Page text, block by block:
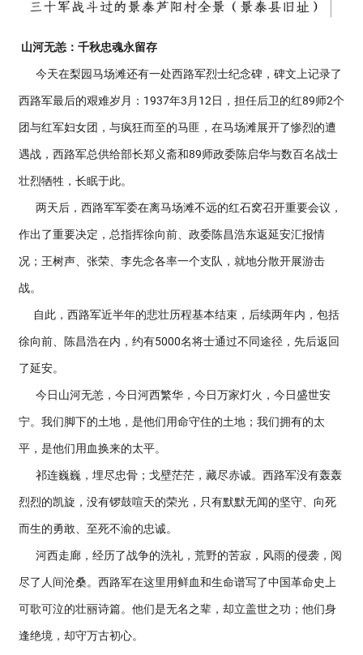
山河无恙：千秋忠魂永留存
今天在梨园马场滩还有一处西路军烈士纪念碑，碑文上记录了
西路军最后的艰难岁月：1937年3月12日，担任后卫的红89师2个
团与红军妇女团，与疯狂而至的马匪，在马场滩展开了惨烈的遭
遇战，西路军总供给部长郑义斋和89师政委陈启华与数百名战士
壮烈牺牲，长眠于此。
两天后，西路军军委在离马场滩不远的红石窝召开重要会议，
作出了重要决定，总指挥徐向前、政委陈昌浩东返延安汇报情
况；王树声、张荣、李先念各率一个支队，就地分散开展游击
战。
自此，西路军近半年的悲壮历程基本结束，后续两年内，包括
徐向前、陈昌浩在内，约有5000名将士通过不同途径，先后返回
了延安。
今日山河无恙，今日河西繁华，今日万家灯火，今日盛世安
宁。我们脚下的土地，是他们用命守住的土地；我们拥有的太
平，是他们用血换来的太平。
祁连巍巍，埋尽忠骨；戈壁茫茫，藏尽赤诚。西路军没有轰轰
烈烈的凯旋，没有锣鼓喧天的荣光，只有默默无闻的坚守、向死
而生的勇敢、至死不渝的忠诚。
河西走廊，经历了战争的洗礼，荒野的苦寂，风雨的侵袭，阅
尽了人间沧桑。西路军在这里用鲜血和生命谱写了中国革命史上
可歌可泣的壮丽诗篇。他们是无名之辈，却立盖世之功；他们身
逢绝境，却守万古初心。